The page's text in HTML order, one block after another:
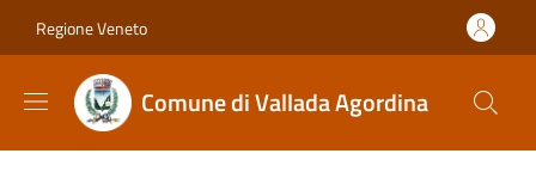
Regione Veneto
Comune di Vallada Agordina